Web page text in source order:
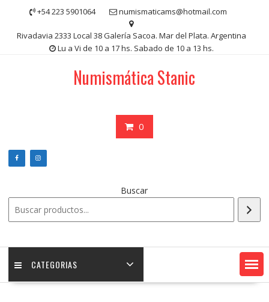
contenido
+54 223 5901064 numismaticams@hotmail.com
Rivadavia 2333 Local 38 Galería Sacoa. Mar del Plata. Argentina
Lu a Vi de 10 a 17 hs. Sabado de 10 a 13 hs.
Numismática Stanic
0
Buscar
CATEGORIAS